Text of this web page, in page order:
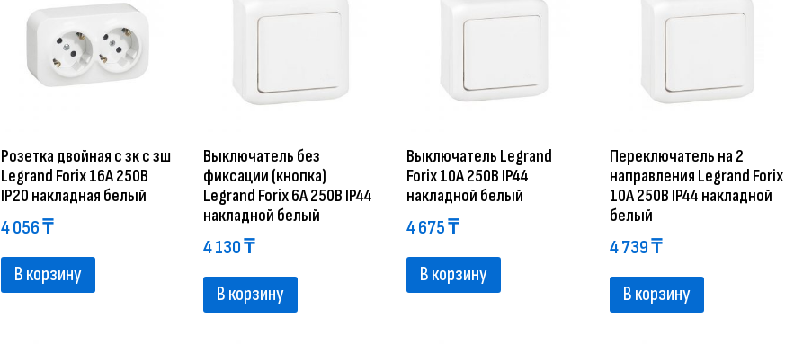
Розетка двойная с зк с зш
Legrand Forix 16A 250В
IP20 накладная белый
4 056₸
В корзину
Выключатель без
фиксации (кнопка)
Legrand Forix 6A 250В IP44
накладной белый
4 130₸
В корзину
Выключатель Legrand
Forix 10A 250В IP44
накладной белый
4 675₸
В корзину
Переключатель на 2
направления Legrand Forix
10A 250В IP44 накладной
белый
4 739₸
В корзину